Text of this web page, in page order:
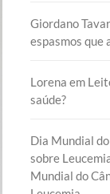
Giordano
espasmos que
Lorena em
saúde?
Dia Mundial
sobre
Mundial do